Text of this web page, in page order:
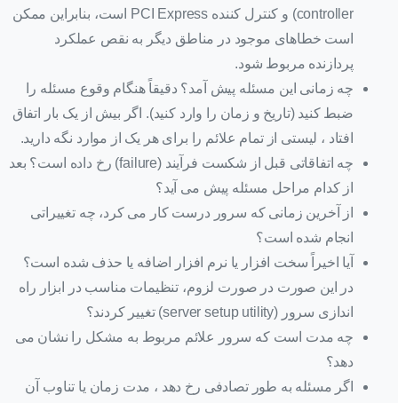
controller) و کنترل کننده PCI Express است، بنابراین ممکن
است خطاهای موجود در مناطق دیگر به نقص عملکرد
پردازنده مربوط شود.
چه زمانی این مسئله پیش آمد؟ دقیقاً هنگام وقوع مسئله را
ضبط کنید (تاریخ و زمان را وارد کنید). اگر بیش از یک بار اتفاق
افتاد ، لیستی از تمام علائم را برای هر یک از موارد نگه دارید.
چه اتفاقاتی قبل از شکست فرآیند (failure) رخ داده است؟ بعد
از کدام مراحل مسئله پیش می آید؟
از آخرین زمانی که سرور درست کار می کرد، چه تغییراتی
انجام شده است؟
آیا اخیراً سخت افزار یا نرم افزار اضافه یا حذف شده است؟
در این صورت در صورت لزوم، تنظیمات مناسب در ابزار راه
اندازی سرور (server setup utility) تغییر کردند؟
چه مدت است که سرور علائم مربوط به مشکل را نشان می
دهد؟
اگر مسئله به طور تصادفی رخ دهد ، مدت زمان یا تناوب آن